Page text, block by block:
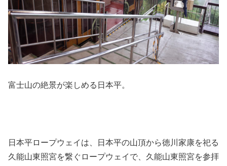
富士山の絶景が楽しめる日本平。
日本平ロープウェイは、日本平の山頂から徳川家康を祀る
久能山東照宮を繋ぐロープウェイで、久能山東照宮を参拝